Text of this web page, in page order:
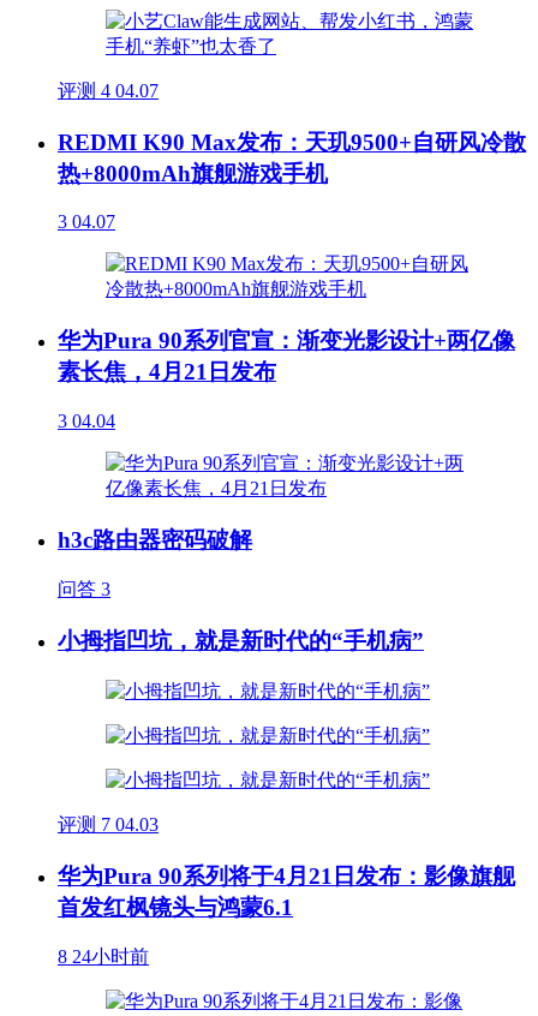
评测 4 04.07
REDMI K90 Max发布：天玑9500+自研风冷散
热+8000mAh旗舰游戏手机
3 04.07
华为Pura 90系列官宣：渐变光影设计+两亿像
素长焦，4月21日发布
3 04.04
h3c路由器密码破解
问答 3
小拇指凹坑，就是新时代的“手机病”
评测 7 04.03
华为Pura 90系列将于4月21日发布：影像旗舰
首发红枫镜头与鸿蒙6.1
8 24小时前